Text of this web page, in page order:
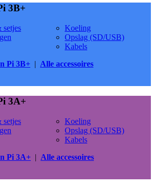
3B+
setjes
Koeling
Opslag (SD/USB)
Kabels
Pi 3B+ | Alle accessoires
3A+
setjes
Koeling
Opslag (SD/USB)
Kabels
Pi 3A+ | Alle accessoires